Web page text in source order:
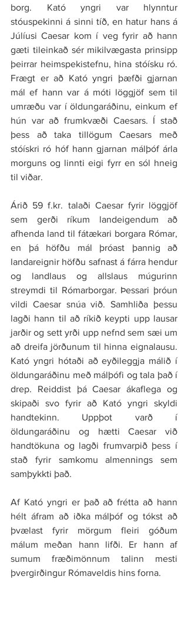
borg. Kató yngri var hlynntur
stóuspekinni á sinni tíð, en hatur hans á
Júlíusi Caesar kom í veg fyrir að hann
gæti tileinkað sér mikilvægasta prinsipp
þeirrar heimspekistefnu, hina stóísku ró.
Frægt er að Kató yngri þæfði gjarnan
mál ef hann var á móti löggjöf sem til
umræðu var í öldungaráðinu, einkum ef
hún var að frumkvæði Caesars. Í stað
þess að taka tillögum Caesars með
stóískri ró hóf hann gjarnan málþóf árla
morguns og linnti eigi fyrr en sól hneig
til viðar.
Árið 59 f.kr. talaði Caesar fyrir löggjöf
sem gerði ríkum landeigendum að
afhenda land til fátækari borgara Rómar,
en þá höfðu mál þróast þannig að
landareignir höfðu safnast á fárra hendur
og landlaus og allslaus múgurinn
streymdi til Rómarborgar. Þessari þróun
vildi Caesar snúa við. Samhliða þessu
lagði hann til að ríkið keypti upp lausar
jarðir og sett yrði upp nefnd sem sæi um
að dreifa jörðunum til hinna eignalausu.
Kató yngri hótaði að eyðileggja málið í
öldungaráðinu með málþófi og tala það í
drep. Reiddist þá Caesar ákaflega og
skipaði svo fyrir að Kató yngri skyldi
handtekinn. Uppþot varð í
öldungaráðinu og hætti Caesar við
handtökuna og lagði frumvarpið þess í
stað fyrir samkomu almennings sem
samþykkti það.
Af Kató yngri er það að frétta að hann
hélt áfram að iðka málþóf og tókst að
þvælast fyrir mörgum fleiri góðum
málum meðan hann lifði. Er hann af
sumum fræðimönnum talinn mesti
þvergirðingur Rómaveldis hins forna.